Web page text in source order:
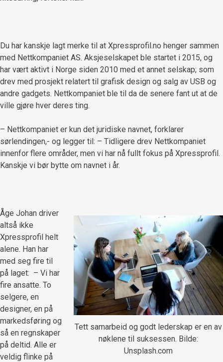
Du har kanskje lagt merke til at Xpressprofil.no henger sammen
med Nettkompaniet AS. Aksjeselskapet ble startet i 2015, og
har vært aktivt i Norge siden 2010 med et annet selskap; som
drev med prosjekt relatert til grafisk design og salg av USB og
andre gadgets. Nettkompaniet ble til da de senere fant ut at de
ville gjøre hver deres ting.
– Nettkompaniet er kun det juridiske navnet, forklarer
sørlendingen,- og legger til: – Tidligere drev Nettkompaniet
innenfor flere områder, men vi har nå fullt fokus på Xpressprofil.
Kanskje vi bør bytte om navnet i år.
Tett samarbeid og godt lederskap er en av
nøklene til suksessen. Bilde:
Unsplash.com
Åge Johan driver
altså ikke
Xpressprofil helt
alene. Han har
med seg fire til
på laget: – Vi har
fire ansatte. To
selgere, en
designer, en på
markedsføring og
så en regnskaper
på deltid. Alle er
veldig flinke på